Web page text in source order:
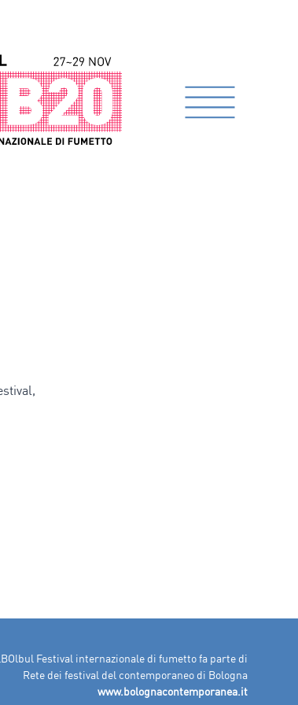
Festival internazionale di fumetto fa parte di
Rete dei festival del contemporaneo di Bologna
www.bolognacontemporanea.it